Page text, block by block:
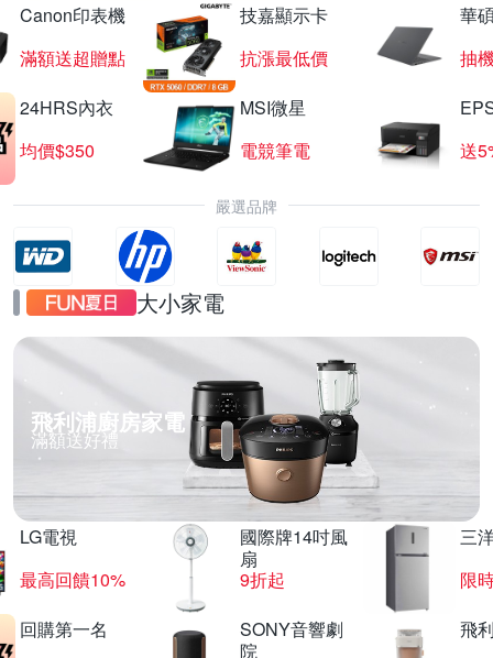
Canon印表機
滿額送超贈點
技嘉顯示卡
抗漲最低價
華
抽
24HRS內衣
均價$350
MSI微星
電競筆電
送
嚴選品牌
大小家電
飛利浦廚房家電
滿額送好禮
LG電視
最高回饋10%
國際牌14吋風
扇
9折起
三
限
回購第一名
SONY音響劇
院
飛